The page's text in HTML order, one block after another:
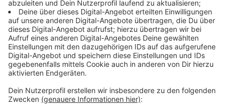
Verband unter anderem die kurze Adventszeit und das
schlechte Wetter, dass die Menschen lieber zu Hause
bleiben lässt. Man ist aber optimistisch, dass die
Umsätze in den Geschäften jetzt nochmal ordentlich
steigen. Besonders beliebt zu Weihnachten sind etwa
Spiele, Parfüms und Bücher.
Anzeige